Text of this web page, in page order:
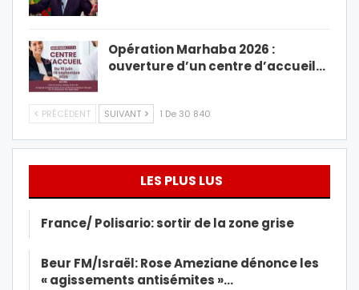
Opération Marhaba 2026 :
ouverture d’un centre d’accueil…
PRÉCÉDENT SUIVANT 1 De 30 840
LES PLUS LUS
France/ Polisario: sortir de la zone grise
Beur FM/Israël: Rose Ameziane dénonce les
« agissements antisémites »…